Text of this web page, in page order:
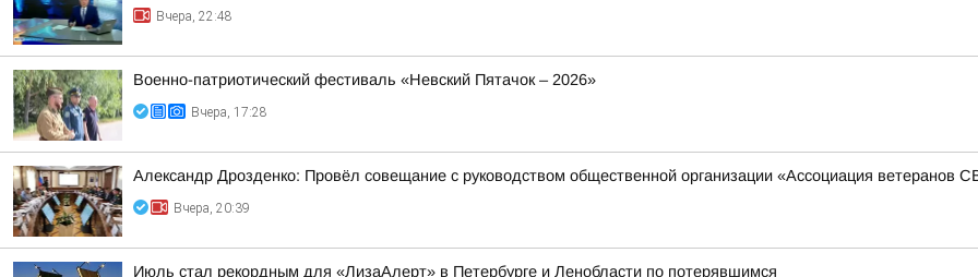
Вчера, 22:48
Военно-патриотический фестиваль «Невский Пятачок – 2026»
Вчера, 17:28
Александр Дрозденко: Провёл совещание с руководством общественной организации «Ассоциация ветеранов
Вчера, 20:39
Июль стал рекордным для «ЛизаАлерт» в Петербурге и Ленобласти по потерявшимся